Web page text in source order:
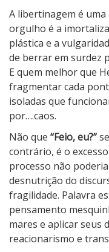
A libertinagem é uma
orgulho é a
plástica e a
de berrar em surdez
E quem melhor que
fragmentar cada
isoladas que
por….caos.
Não que “Feio, eu?”
contrário, é o
processo não
desnutrição do
fragilidade. Palavra
pensamento
mares e aplicar seus
reacionarismo e